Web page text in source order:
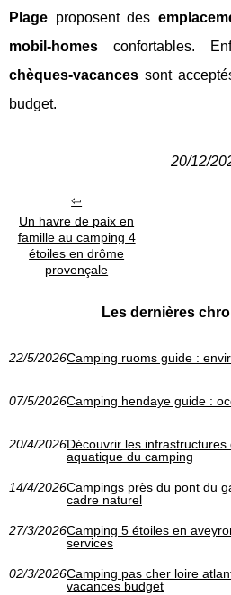
Plage proposent des
mobil-homes confortables.
chèques-vacances sont
budget.
20/12/
Un havre de paix en
famille au camping 4
étoiles en drôme
provençale
Les dernières
22/5/2026Camping ruoms guide :
07/5/2026Camping hendaye guide :
20/4/2026Découvrir les infrastructures
aquatique du camping
14/4/2026Campings près du pont du
cadre naturel
27/3/2026Camping 5 étoiles en
services
02/3/2026Camping pas cher loire
vacances budget